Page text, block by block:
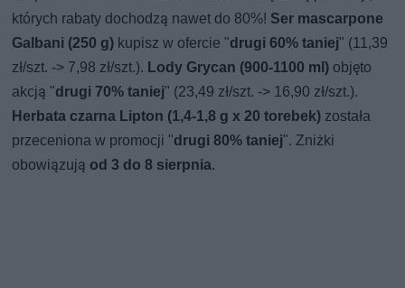
których rabaty dochodzą nawet do 80%! Ser mascarpone
Galbani (250 g) kupisz w ofercie "drugi 60% taniej" (11,39
zł/szt. -> 7,98 zł/szt.). Lody Grycan (900-1100 ml) objęto
akcją "drugi 70% taniej" (23,49 zł/szt. -> 16,90 zł/szt.).
Herbata czarna Lipton (1,4-1,8 g x 20 torebek) została
przeceniona w promocji "drugi 80% taniej". Zniżki
obowiązują od 3 do 8 sierpnia.